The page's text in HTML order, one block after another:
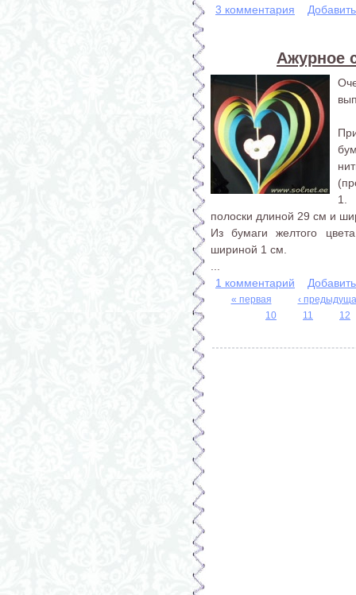
3 комментария
Ажурное
1.
полоски длиной 29 см и
Из бумаги желтого
шириной 1 см.
1 комментарий
« первая
‹
10
11 12